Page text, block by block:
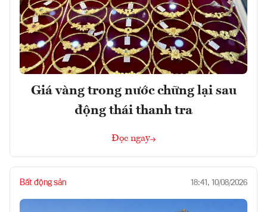
Giá vàng trong nước chững lại sau
động thái thanh tra
Đọc ngay
Bất động sản 18:41, 10/08/2026